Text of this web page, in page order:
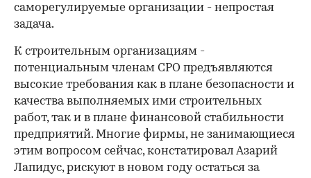
саморегулируемые организации - непростая
задача.
К строительным организациям -
потенциальным членам СРО предъявляются
высокие требования как в плане безопасности и
качества выполняемых ими строительных
работ, так и в плане финансовой стабильности
предприятий. Многие фирмы, не занимающиеся
этим вопросом сейчас, констатировал Азарий
Лапидус, рискуют в новом году остаться за